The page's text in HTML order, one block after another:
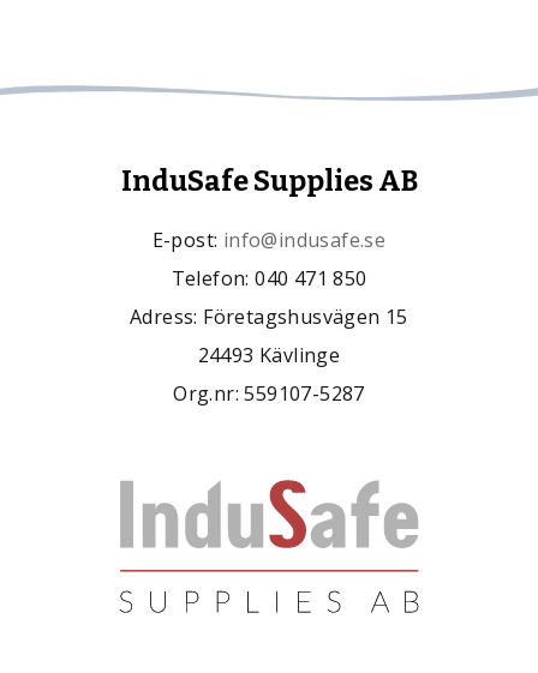
InduSafe Supplies AB
E-post: info@indusafe.se
Telefon: 040 471 850
Adress: Företagshusvägen 15
24493 Kävlinge
Org.nr: 559107-5287